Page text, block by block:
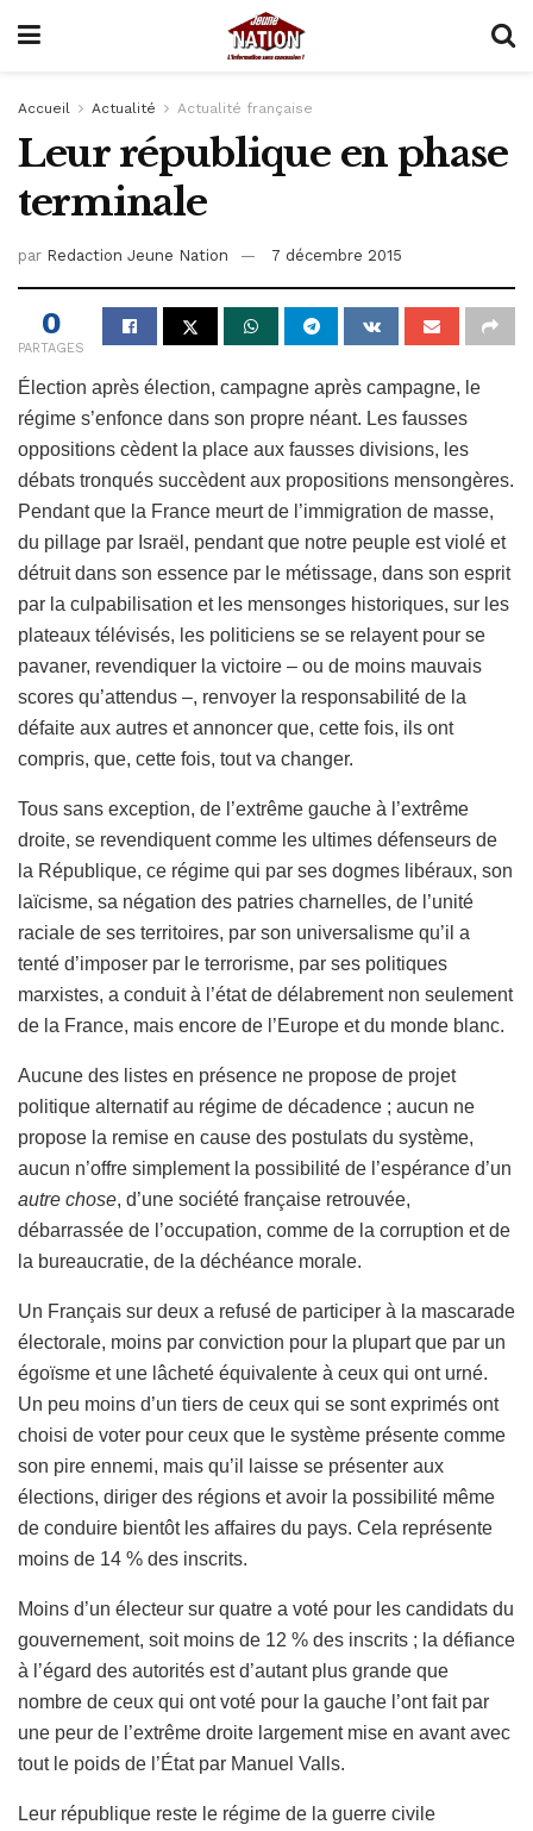
Accueil Actualité Actualité française
Leur république en phase
terminale
par Redaction Jeune Nation 7 décembre 2015
0
PARTAGES
Élection après élection, campagne après campagne, le
régime s’enfonce dans son propre néant. Les fausses
oppositions cèdent la place aux fausses divisions, les
débats tronqués succèdent aux propositions mensongères.
Pendant que la France meurt de l’immigration de masse,
du pillage par Israël, pendant que notre peuple est violé et
détruit dans son essence par le métissage, dans son esprit
par la culpabilisation et les mensonges historiques, sur les
plateaux télévisés, les politiciens se se relayent pour se
pavaner, revendiquer la victoire – ou de moins mauvais
scores qu’attendus –, renvoyer la responsabilité de la
défaite aux autres et annoncer que, cette fois, ils ont
compris, que, cette fois, tout va changer.
Tous sans exception, de l’extrême gauche à l’extrême
droite, se revendiquent comme les ultimes défenseurs de
la République, ce régime qui par ses dogmes libéraux, son
laïcisme, sa négation des patries charnelles, de l’unité
raciale de ses territoires, par son universalisme qu’il a
tenté d’imposer par le terrorisme, par ses politiques
marxistes, a conduit à l’état de délabrement non seulement
de la France, mais encore de l’Europe et du monde blanc.
Aucune des listes en présence ne propose de projet
politique alternatif au régime de décadence ; aucun ne
propose la remise en cause des postulats du système,
aucun n’offre simplement la possibilité de l’espérance d’un
autre chose, d’une société française retrouvée,
débarrassée de l’occupation, comme de la corruption et de
la bureaucratie, de la déchéance morale.
Un Français sur deux a refusé de participer à la mascarade
électorale, moins par conviction pour la plupart que par un
égoïsme et une lâcheté équivalente à ceux qui ont urné.
Un peu moins d’un tiers de ceux qui se sont exprimés ont
choisi de voter pour ceux que le système présente comme
son pire ennemi, mais qu’il laisse se présenter aux
élections, diriger des régions et avoir la possibilité même
de conduire bientôt les affaires du pays. Cela représente
moins de 14 % des inscrits.
Moins d’un électeur sur quatre a voté pour les candidats du
gouvernement, soit moins de 12 % des inscrits ; la défiance
à l’égard des autorités est d’autant plus grande que
nombre de ceux qui ont voté pour la gauche l’ont fait par
une peur de l’extrême droite largement mise en avant avec
tout le poids de l’État par Manuel Valls.
Leur république reste le régime de la guerre civile